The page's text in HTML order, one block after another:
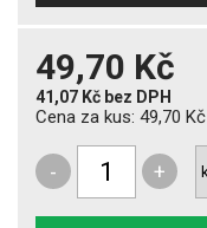
49,70 Kč
41,07 Kč bez DPH
Cena za kus: 49,70 Kč
- +